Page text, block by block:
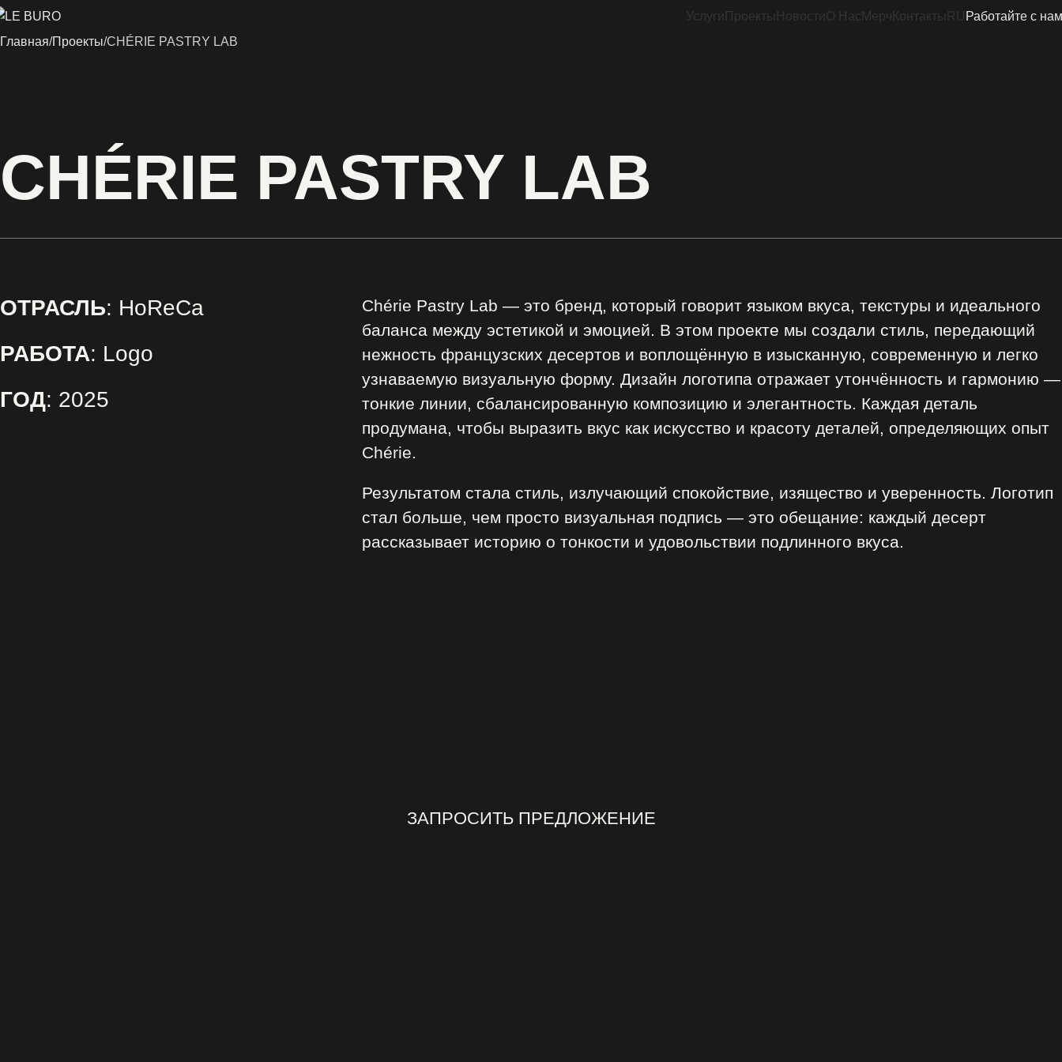
Услуги Проекты Новости О Нас Мерч Контакты RU
Работайте с
Главная Проекты CHÉRIE PASTRY LAB
CHÉRIE PASTRY LAB
ОТРАСЛЬ: HoReCa
РАБОТА: Logo
ГОД: 2025
Chérie Pastry Lab — это бренд, который говорит языком вкуса, текстуры и идеального
баланса между эстетикой и эмоцией. В этом проекте мы создали стиль, передающий
нежность французских десертов и воплощённую в изысканную, современную и легко
узнаваемую визуальную форму. Дизайн логотипа отражает утончённость и гармонию —
тонкие линии, сбалансированную композицию и элегантность. Каждая деталь
продумана, чтобы выразить вкус как искусство и красоту деталей, определяющих опыт
Chérie.
Результатом стала стиль, излучающий спокойствие, изящество и уверенность. Логотип
стал больше, чем просто визуальная подпись — это обещание: каждый десерт
рассказывает историю о тонкости и удовольствии подлинного вкуса.
ЗАПРОСИТЬ ПРЕДЛОЖЕНИЕ